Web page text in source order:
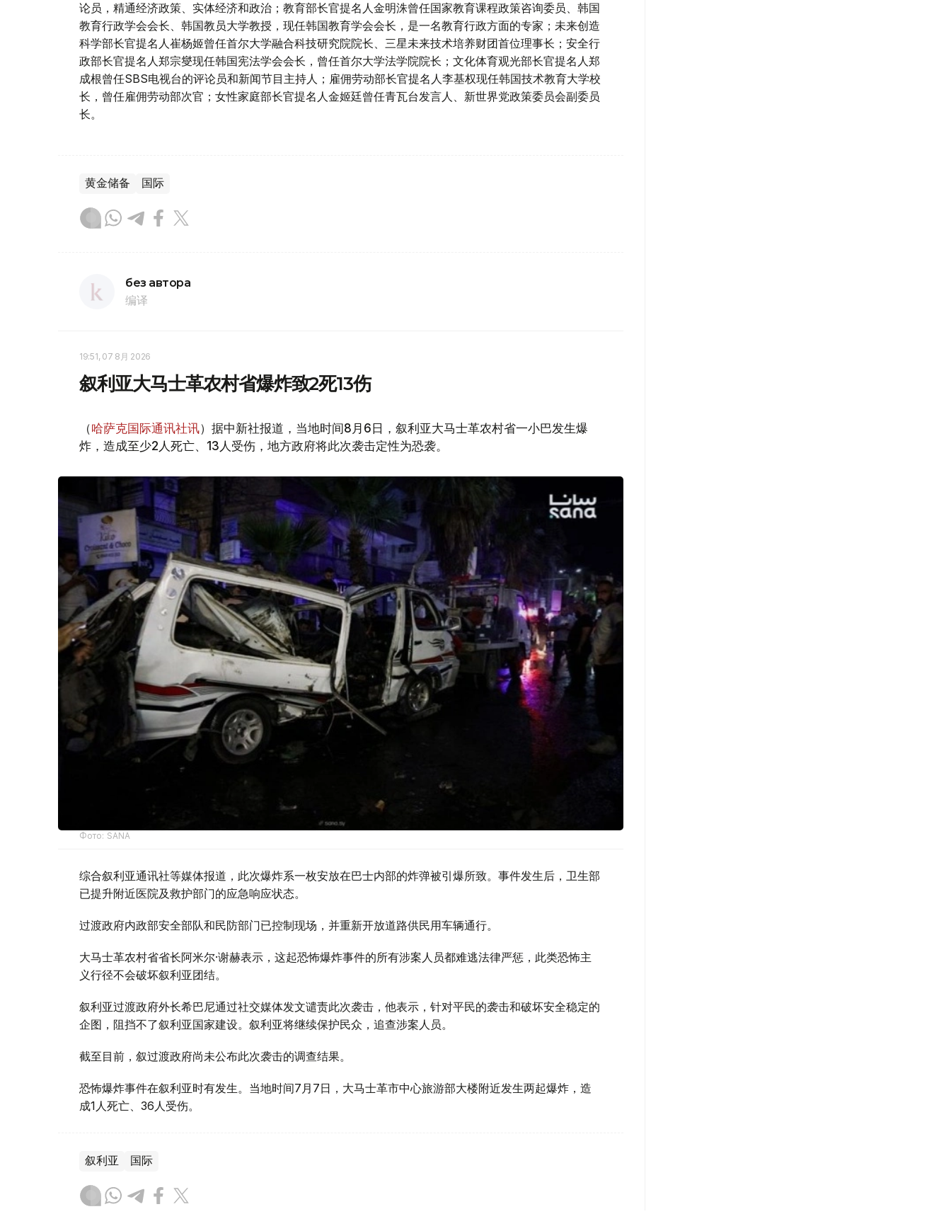
论员，精通经济政策、实体经济和政治；教育部长官提名人金明洙曾任国家教育课程政策咨询委员、韩国
教育行政学会会长、韩国教员大学教授，现任韩国教育学会会长，是一名教育行政方面的专家；未来创造
科学部长官提名人崔杨姬曾任首尔大学融合科技研究院院长、三星未来技术培养财团首位理事长；安全行
政部长官提名人郑宗燮现任韩国宪法学会会长，曾任首尔大学法学院院长；文化体育观光部长官提名人郑
成根曾任SBS电视台的评论员和新闻节目主持人；雇佣劳动部长官提名人李基权现任韩国技术教育大学校
长，曾任雇佣劳动部次官；女性家庭部长官提名人金姬廷曾任青瓦台发言人、新世界党政策委员会副委员
长。
黄金储备 国际
без автора
编译
19:51, 07 8月 2026
叙利亚大马士革农村省爆炸致2死13伤
（哈萨克国际通讯社讯）据中新社报道，当地时间8月6日，叙利亚大马士革农村省一小巴发生爆
炸，造成至少2人死亡、13人受伤，地方政府将此次袭击定性为恐袭。
Фото: SANA
综合叙利亚通讯社等媒体报道，此次爆炸系一枚安放在巴士内部的炸弹被引爆所致。事件发生后，卫生部
已提升附近医院及救护部门的应急响应状态。
过渡政府内政部安全部队和民防部门已控制现场，并重新开放道路供民用车辆通行。
大马士革农村省省长阿米尔·谢赫表示，这起恐怖爆炸事件的所有涉案人员都难逃法律严惩，此类恐怖主
义行径不会破坏叙利亚团结。
叙利亚过渡政府外长希巴尼通过社交媒体发文谴责此次袭击，他表示，针对平民的袭击和破坏安全稳定的
企图，阻挡不了叙利亚国家建设。叙利亚将继续保护民众，追查涉案人员。
截至目前，叙过渡政府尚未公布此次袭击的调查结果。
恐怖爆炸事件在叙利亚时有发生。当地时间7月7日，大马士革市中心旅游部大楼附近发生两起爆炸，造
成1人死亡、36人受伤。
叙利亚 国际